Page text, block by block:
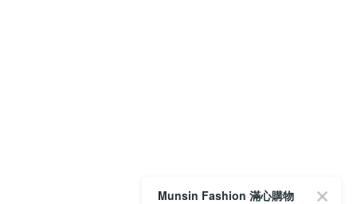
Munsin Fashion 滿心購物